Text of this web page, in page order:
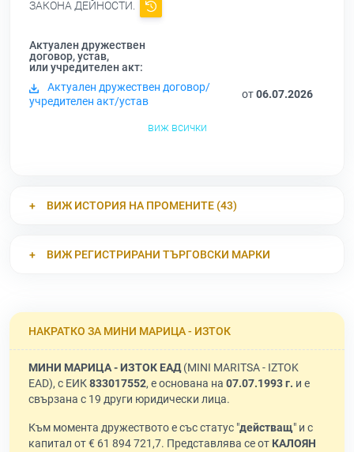
ЗАКОНА ДЕЙНОСТИ.
Актуален дружествен
договор, устав,
или учредителен акт:
Актуален дружествен договор/
учредителен акт/устав
от06.07.2026
виж всички
ВИЖ ИСТОРИЯ НА ПРОМЕНИТЕ (43)
ВИЖ РЕГИСТРИРАНИ ТЪРГОВСКИ МАРКИ
НАКРАТКО ЗА МИНИ МАРИЦА - ИЗТОК
МИНИ МАРИЦА - ИЗТОК ЕАД(MINI MARITSA - IZTOK
EAD), с ЕИК833017552, е основана на 07.07.1993 г. и е
свързана с 19 други юридически лица.
Към момента дружеството е със статус "действащ" и с
капитал от € 61 894 721,7. Представлява се от КАЛОЯН